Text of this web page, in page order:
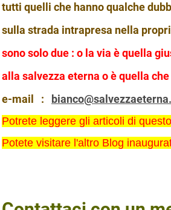
tutti quelli che hanno qualche
sulla strada intrapresa nella
sono solo due : o la via è quella
alla salvezza eterna o è quella
e-mail :
Potrete leggere gli articoli di
Potete visitare l'altro Blog